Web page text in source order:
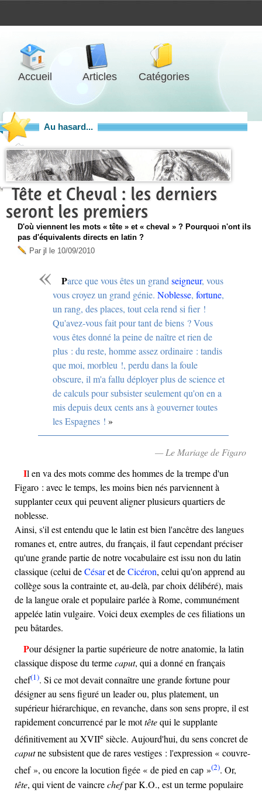
Accueil Articles Catégories
Au hasard...
Tête et Cheval : les derniers
seront les premiers
D'où viennent les mots « tête » et « cheval » ? Pourquoi n'ont ils
pas d'équivalents directs en latin ?
Par jl le 10/09/2010
Parce que vous êtes un grand seigneur, vous
vous croyez un grand génie. Noblesse, fortune,
un rang, des places, tout cela rend si fier !
Qu'avez-vous fait pour tant de biens ? Vous
vous êtes donné la peine de naître et rien de
plus : du reste, homme assez ordinaire : tandis
que moi, morbleu !, perdu dans la foule
obscure, il m'a fallu déployer plus de science et
de calculs pour subsister seulement qu'on en a
mis depuis deux cents ans à gouverner toutes
les Espagnes !
— Le Mariage de Figaro
Il en va des mots comme des hommes de la trempe d'un
Figaro : avec le temps, les moins bien nés parviennent à
supplanter ceux qui peuvent aligner plusieurs quartiers de
noblesse.
Ainsi, s'il est entendu que le latin est bien l'ancêtre des langues
romanes et, entre autres, du français, il faut cependant préciser
qu'une grande partie de notre vocabulaire est issu non du latin
classique (celui deCésaret deCicéron, celui qu'on apprend au
collège sous la contrainte et, au-delà, par choix délibéré), mais
de la langue orale et populaire parlée à Rome, communément
appelée latin vulgaire. Voici deux exemples de ces filiations un
peu bâtardes.
Pour désigner la partie supérieure de notre anatomie, la latin
classique dispose du termecaput, qui a donné en français
chef(1). Si ce mot devait connaître une grande fortune pour
désigner au sens figuré un leader ou, plus platement, un
supérieur hiérarchique, en revanche, dans son sens propre, il est
rapidement concurrencé par le mottêtequi le supplante
définitivement auXVIIe siècle. Aujourd'hui, du sens concret de
caputne subsistent que de rares vestiges : l'expression « couvre-
chef », ou encore la locution figée « de pied en cap »(2). Or,
tête, qui vient de vaincrechefpar K.O., est un terme populaire